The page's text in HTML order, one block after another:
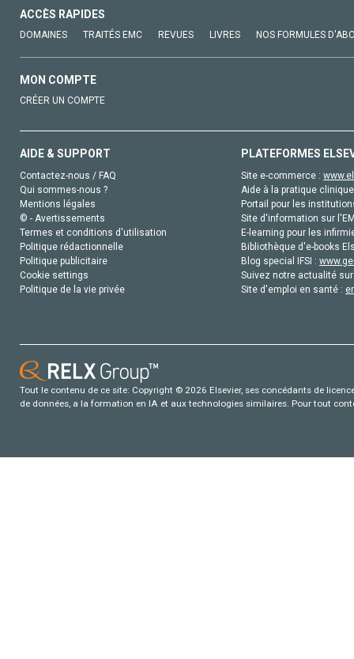
ACCÈS RAPIDES
DOMAINES TRAITÉS EMC REVUES LIVRES NOS FORMULES
MON COMPTE
CRÉER UN COMPTE
AIDE & SUPPORT
Contactez-nous / FAQ
Qui sommes-nous ?
Mentions légales
© - Avertissements
Termes et conditions d'utilisation
Politique rédactionnelle
Politique publicitaire
Cookie settings
Politique de la vie privée
PLATEFORMES
Site e-commerce :
Aide à la pratique
Portail pour les
Site d'information sur
E-learning pour les
Bibliothèque d'e-books
Blog special IFSI :
Suivez notre actualité
Site d'emploi en santé :
Tout le contenu de ce site: Copyright © 2026 Elsevier, ses concédants de
de données, a la formation en IA et aux technologies similaires. Pour tout